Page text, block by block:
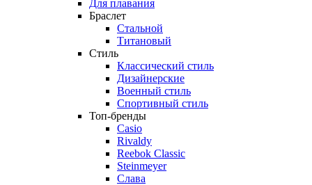
Для плавания
Браслет
Стальной
Титановый
Стиль
Классический стиль
Дизайнерские
Военный стиль
Спортивный стиль
Топ-бренды
Casio
Rivaldy
Reebok Classic
Steinmeyer
Слава